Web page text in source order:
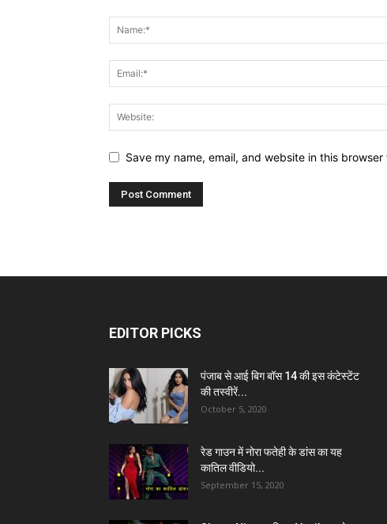
Save my name, email, and website in this
EDITOR PICKS
पंजाब से आई बिग बॉस 14 की इस कंटेस्टेंट
की तस्वीरें...
October 5, 2020
रेड गाउन में नोरा फतेही के डांस का यह
कातिल वीडियो...
September 15, 2020